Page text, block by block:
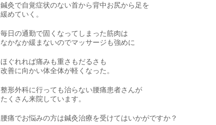
鍼灸で自覚症状のない首から背中お尻から足を
緩めていく。
毎日の通勤で固くなってしまった筋肉は
なかなか緩まないのでマッサージも強めに
ほぐれれば痛みも重さもだるさも
改善に向かい体全体が軽くなった。
整形外科に行っても治らない腰痛患者さんが
たくさん来院しています。
腰痛でお悩みの方は鍼灸治療を受けてはいかがですか？